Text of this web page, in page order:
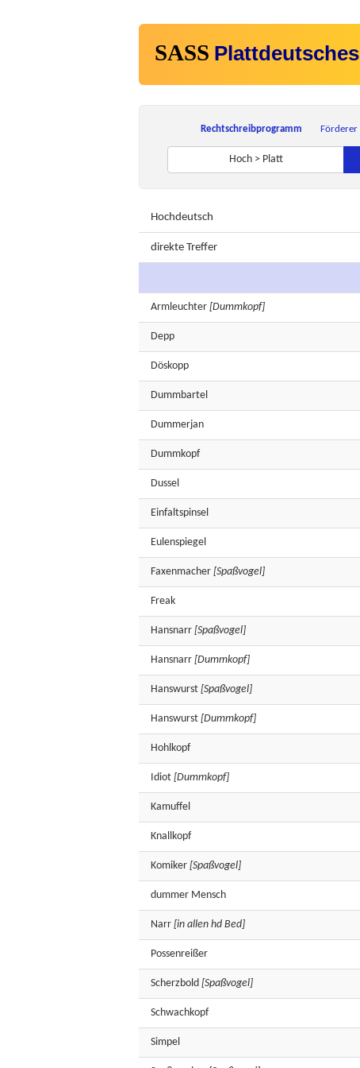
SASS Plattdeutsches
Rechtschreibprogramm Förderer
Hoch > Platt
Hochdeutsch
direkte Treffer
Armleuchter [Dummkopf]
Depp
Döskopp
Dummbartel
Dummerjan
Dummkopf
Dussel
Einfaltspinsel
Eulenspiegel
Faxenmacher [Spaßvogel]
Freak
Hansnarr [Spaßvogel]
Hansnarr [Dummkopf]
Hanswurst [Spaßvogel]
Hanswurst [Dummkopf]
Hohlkopf
Idiot [Dummkopf]
Kamuffel
Knallkopf
Komiker [Spaßvogel]
dummer Mensch
Narr [in allen hd Bed]
Possenreißer
Scherzbold [Spaßvogel]
Schwachkopf
Simpel